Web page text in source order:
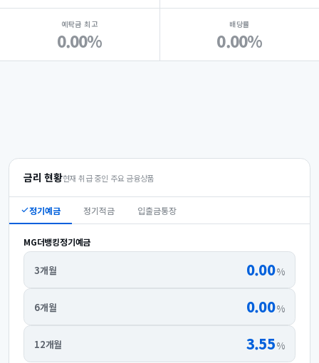
예탁금 최고
0.00%
배당률
0.00%
금리 현황현재 취급 중인 주요 금융상품
정기예금 정기적금 입출금통장
MG더뱅킹정기예금
3개월 0.00%
6개월 0.00%
12개월 3.55%